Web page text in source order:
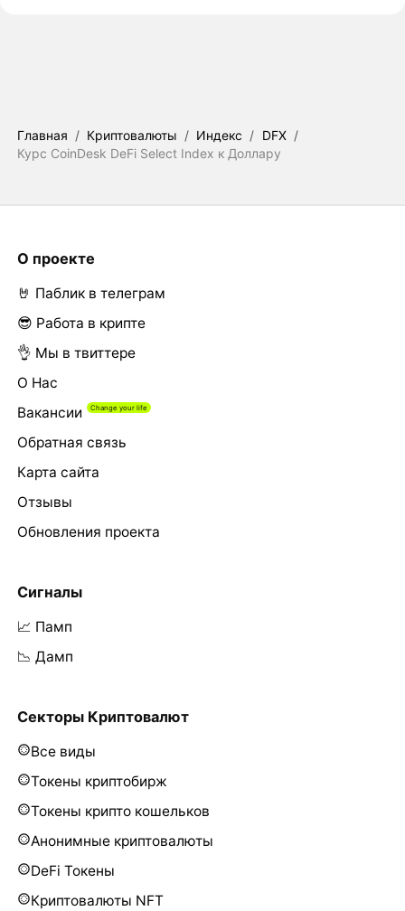
Главная / Криптовалюты / Индекс / DFX /
Курс CoinDesk DeFi Select Index к Доллару
О проекте
🤘 Паблик в телеграм
😎 Работа в крипте
👌 Мы в твиттере
О Нас
Вакансии
Обратная связь
Карта сайта
Отзывы
Обновления проекта
Сигналы
📈 Памп
📉 Дамп
Секторы Криптовалют
Все виды
Токены криптобирж
Токены крипто кошельков
Анонимные криптовалюты
DeFi Токены
Криптовалюты NFT